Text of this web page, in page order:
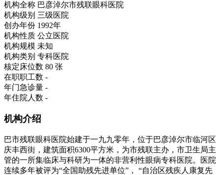
机构全称 巴彦淖尔市残联眼科医院
机构级别 三级医院
创办年份 1992年
机构性质 公立医院
机构规模 未知
机构类别 专科医院
核定床位数 80 张
在职职工数 -
年门急诊量 -
年住院人数 -
机构介绍
巴市残联眼科医院始建于一九九零年，位于巴彦淖尔市临河区
庆丰西街，建筑面积6300平方米，为市残联主办，市卫生局主
管的一所集临床与科研为一体的非营利性眼病专科医院。医院
连续多年被评为“全国助残先进单位”， “自治区残疾人康复先